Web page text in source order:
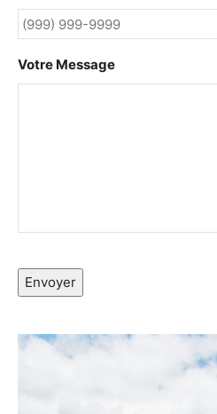
Votre Message
Envoyer